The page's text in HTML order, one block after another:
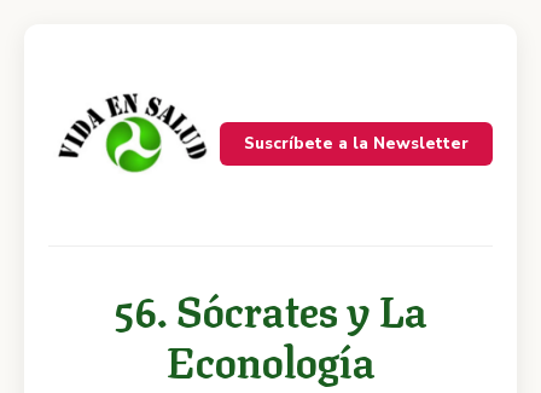
Suscríbete a la Newsletter
56. Sócrates y La
Econología